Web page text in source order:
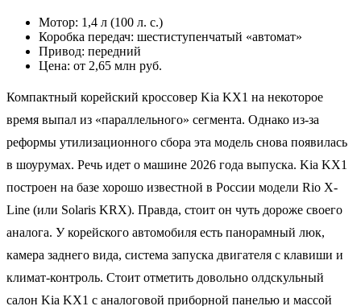
Мотор: 1,4 л (100 л. с.)
Коробка передач: шестиступенчатый «автомат»
Привод: передний
Цена: от 2,65 млн руб.
Компактный корейский кроссовер Kia KX1 на некоторое
время выпал из «параллельного» сегмента. Однако из-за
реформы утилизационного сбора эта модель снова появилась
в шоурумах. Речь идет о машине 2026 года выпуска. Kia KX1
построен на базе хорошо известной в России модели Rio Х-
Line (или Solaris KRX). Правда, стоит он чуть дороже своего
аналога. У корейского автомобиля есть панорамный люк,
камера заднего вида, система запуска двигателя с клавиши и
климат-контроль. Стоит отметить довольно олдскульный
салон Kia KX1 с аналоговой приборной панелью и массой